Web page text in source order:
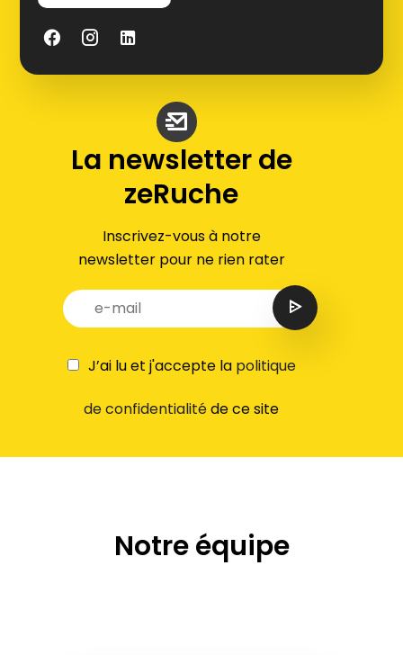
La newsletter de
zeRuche
Inscrivez-vous à notre
newsletter pour ne rien rater
J’ai lu et j'accepte la politique
de confidentialitéde ce site
Notre équipe